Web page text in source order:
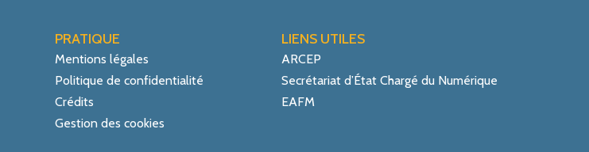
PRATIQUE
Mentions légales
Politique de confidentialité
Crédits
Gestion des cookies
LIENS UTILES
ARCEP
Secrétariat d’État Chargé du Numérique
EAFM